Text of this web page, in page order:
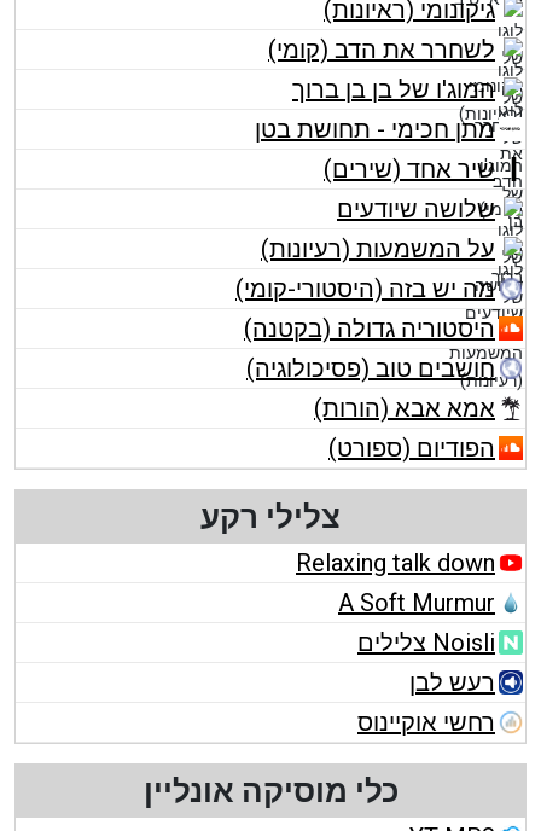
גיקונומי (ראיונות)
לשחרר את הדב (קומי)
המוג'ו של בן בן ברוך
מתן חכימי - תחושת בטן
שיר אחד (שירים)
שלושה שיודעים
על המשמעות (רעיונות)
מה יש בזה (היסטורי-קומי)
היסטוריה גדולה (בקטנה)
חושבים טוב (פסיכולוגיה)
אמא אבא (הורות)
הפודיום (ספורט)
צלילי רקע
Relaxing talk down
A Soft Murmur
Noisli צלילים
רעש לבן
רחשי אוקיינוס
כלי מוסיקה אונליין